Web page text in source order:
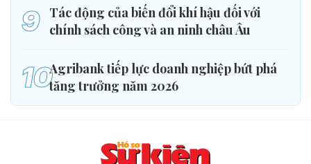
9
Tác động của biến đổi khí hậu đối với
chính sách công và an ninh châu Âu
10Agribank tiếp lực doanh nghiệp bứt phá
tăng trưởng năm 2026